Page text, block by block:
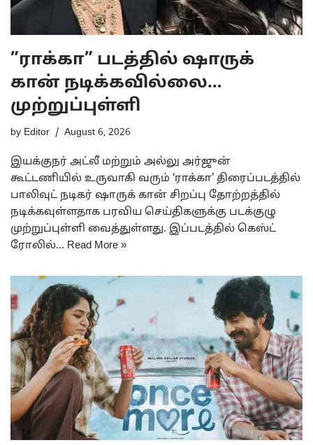
”ராக்கா” படத்தில் ஷாருக்
கான் நடிக்கவில்லை…
முற்றுப்புள்ளி
by Editor August 6, 2026
இயக்குநர் அட்லீ மற்றும் அல்லு அர்ஜுன்
கூட்டணியில் உருவாகி வரும் ‘ராக்கா’ திரைப்படத்தில்
பாலிவுட் நடிகர் ஷாருக் கான் சிறப்பு தோற்றத்தில்
நடிக்கவுள்ளதாக பரவிய செய்திகளுக்கு படக்குழு
முற்றுப்புள்ளி வைத்துள்ளது. இப்படத்தில் கெஸ்ட்
ரோலில்… Read More »